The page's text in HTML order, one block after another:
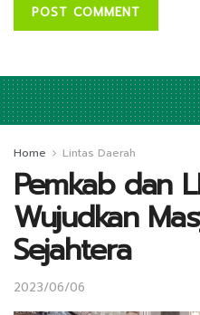
Home Lintas Daerah
Pemkab dan
Wujudkan
Sejahtera
2023/06/06